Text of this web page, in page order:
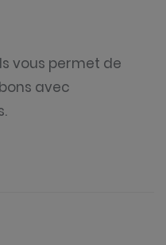
vous permet de
avec